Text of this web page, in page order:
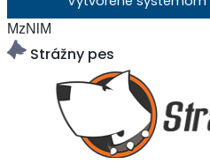
MzNlM
Strážny pes